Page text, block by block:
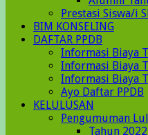
Prestasi Siswa/i
BIM KONSELING
DAFTAR PPDB
Informasi Biaya
Informasi Biaya
Informasi Biaya
Ayo Daftar PPDB
KELULUSAN
Pengumuman
Tahun 2022